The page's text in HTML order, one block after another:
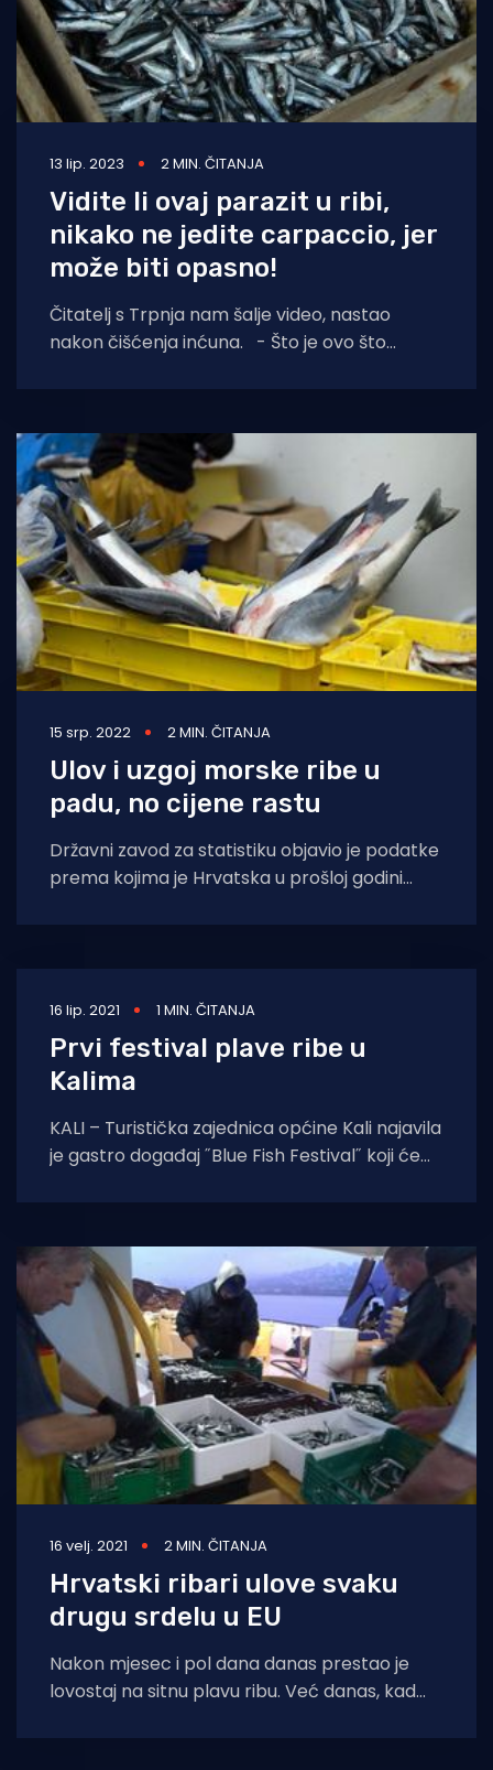
13 lip. 2023 2 MIN. ČITANJA
Vidite li ovaj parazit u ribi,
nikako ne jedite carpaccio, jer
može biti opasno!
Čitatelj s Trpnja nam šalje video, nastao
nakon čišćenja inćuna. - Što je ovo što
15 srp. 2022 2 MIN. ČITANJA
Ulov i uzgoj morske ribe u
padu, no cijene rastu
Državni zavod za statistiku objavio je podatke
prema kojima je Hrvatska u prošloj godini
16 lip. 2021 1 MIN. ČITANJA
Prvi festival plave ribe u
Kalima
KALI – Turistička zajednica općine Kali najavila
je gastro događaj ˝Blue Fish Festival˝ koji će
16 velj. 2021 2 MIN. ČITANJA
Hrvatski ribari ulove svaku
drugu srdelu u EU
Nakon mjesec i pol dana danas prestao je
lovostaj na sitnu plavu ribu. Već danas, kad